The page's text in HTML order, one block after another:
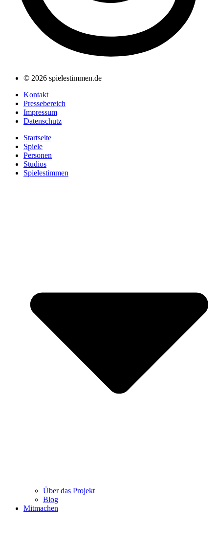
© 2026 spielestimmen.de
Kontakt
Pressebereich
Impressum
Datenschutz
Startseite
Spiele
Personen
Studios
Spielestimmen
Über das Projekt
Blog
Mitmachen